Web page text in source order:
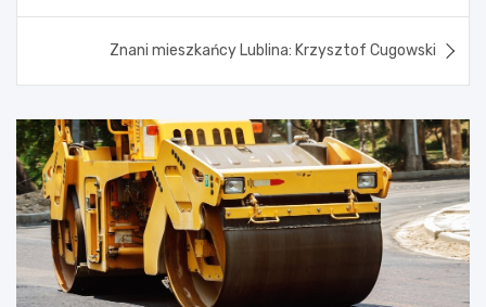
Znani mieszkańcy Lublina: Krzysztof Cugowski